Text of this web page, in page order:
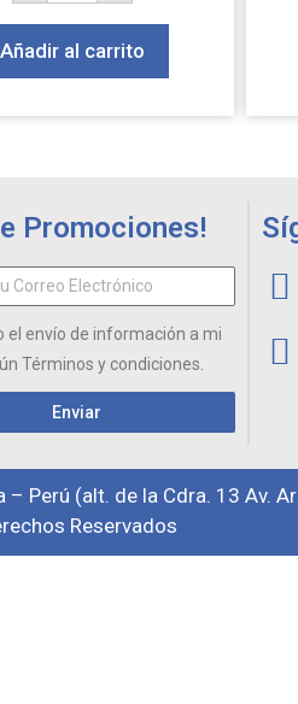
Añadir al carrito
Promociones!
el envío de información a mi
Términos y condiciones.
Enviar
Perú (alt. de la Cdra. 13 Av.
Reservados